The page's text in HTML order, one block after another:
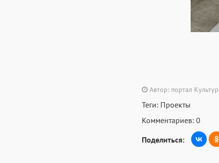
Автор: портал
Теги: Проекты
Комментариев: 0
Поделиться: